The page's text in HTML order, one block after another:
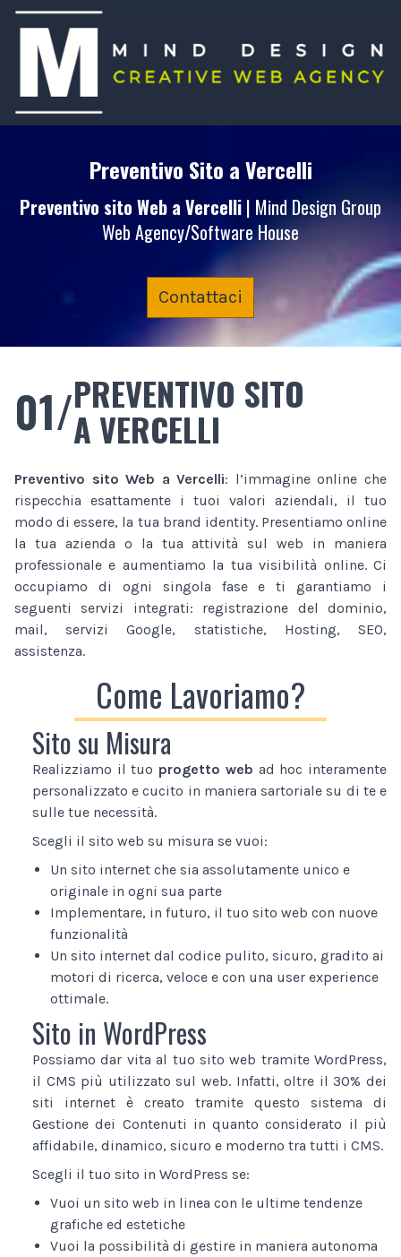
Preventivo Sito a Vercelli
Preventivo sito Web a Vercelli | Mind Design Group
Web Agency/Software House
Contattaci
01/PREVENTIVO SITO
A VERCELLI
Preventivo sito Web a Vercelli: l’immagine online che
rispecchia esattamente i tuoi valori aziendali, il tuo
modo di essere, la tua brand identity. Presentiamo online
la tua azienda o la tua attività sul web in maniera
professionale e aumentiamo la tua visibilità online. Ci
occupiamo di ogni singola fase e ti garantiamo i
seguenti servizi integrati: registrazione del dominio,
mail, servizi Google, statistiche, Hosting, SEO,
assistenza.
Come Lavoriamo?
Sito su Misura
Realizziamo il tuo progetto web ad hoc interamente
personalizzato e cucito in maniera sartoriale su di te e
sulle tue necessità.
Scegli il sito web su misura se vuoi:
Un sito internet che sia assolutamente unico e
originale in ogni sua parte
Implementare, in futuro, il tuo sito web con nuove
funzionalità
Un sito internet dal codice pulito, sicuro, gradito ai
motori di ricerca, veloce e con una user experience
ottimale.
Sito in WordPress
Possiamo dar vita al tuo sito web tramite WordPress,
il CMS più utilizzato sul web. Infatti, oltre il 30% dei
siti internet è creato tramite questo sistema di
Gestione dei Contenuti in quanto considerato il più
affidabile, dinamico, sicuro e moderno tra tutti i CMS.
Scegli il tuo sito in WordPress se:
Vuoi un sito web in linea con le ultime tendenze
grafiche ed estetiche
Vuoi la possibilità di gestire in maniera autonoma